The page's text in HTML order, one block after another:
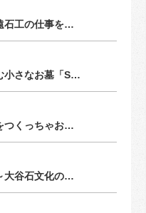
石工の仕事を…
小さなお墓「S…
つくっちゃお…
大谷石文化の…